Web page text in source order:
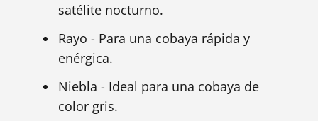
satélite nocturno.
Rayo - Para una cobaya rápida y
enérgica.
Niebla - Ideal para una cobaya de
color gris.